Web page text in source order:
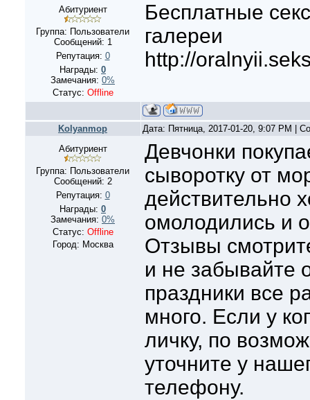
Абитуриент
Группа: Пользователи
Сообщений: 1
Репутация: 0
Награды: 0
Замечания: 0%
Статус: Offline
Бесплатные
галереи
http://
Kolyanmop
Дата: Пятница, 2017-01-20, 9:07 PM |
Абитуриент
Группа: Пользователи
Сообщений: 2
Репутация: 0
Награды: 0
Замечания: 0%
Статус: Offline
Город: Москва
Девчонки
сыворотку от
действительно
омолодились и
Отзывы
и не забывайте
праздники все
много. Если у
личку, по
уточните у
телефону.